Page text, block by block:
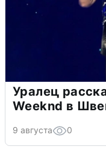
Уралец
Weeknd в
9 августа 0